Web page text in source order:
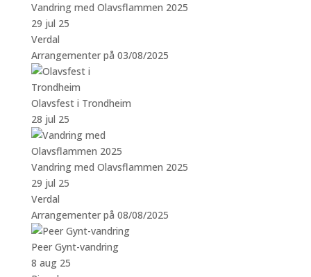
Vandring med Olavsflammen 2025
29 jul 25
Verdal
Arrangementer på 03/08/2025
Olavsfest i Trondheim
28 jul 25
Vandring med Olavsflammen 2025
29 jul 25
Verdal
Arrangementer på 08/08/2025
Peer Gynt-vandring
8 aug 25